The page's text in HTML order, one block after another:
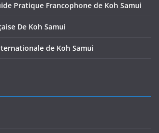
Pratique Francophone de Koh Samui
De Koh Samui
de Koh Samui